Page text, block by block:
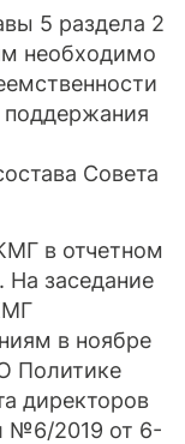
5 раздела 2
необходимо
поддержания
Совета
в отчетном
заседание
в ноябре
Политике
директоров
№6/2019 от 6-